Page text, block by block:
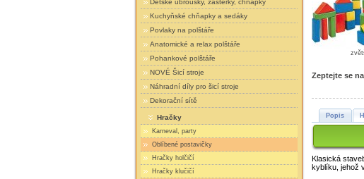
Dětské ubrousky, zásterky, chňapky
Kuchyňské chňapky a sedáky
Povlaky na polštáře
Anatomické a relax polštáře
Pohankové polštáře
NOVÉ Šicí stroje
Náhradní díly pro šicí stroje
Dekorační sítě
Hračky
Karneval, party
Oblíbené postavičky
Hračky holčičí
Hračky klučičí
Zeptejte se
Popis
Klasická
kyblíku, jehož